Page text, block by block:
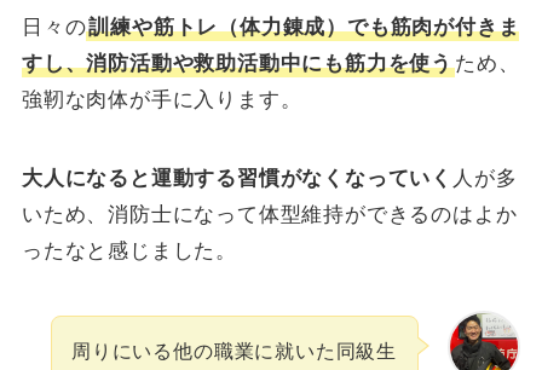
日々の訓練や筋トレ（体力錬成）でも筋肉が付きま
すし、消防活動や救助活動中にも筋力を使うため、
強靭な肉体が手に入ります。
大人になると運動する習慣がなくなっていく 人が多
いため、消防士になって体型維持ができるのはよか
ったなと感じました。
周りにいる他の職業に就いた同級生